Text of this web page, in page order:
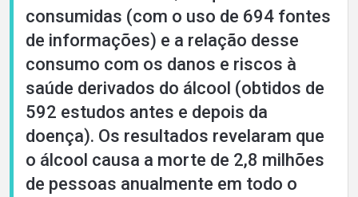
consumidas (com o uso de 694 fontes
de informações) e a relação desse
consumo com os danos e riscos à
saúde derivados do álcool (obtidos de
592 estudos antes e depois da
doença). Os resultados revelaram que
o álcool causa a morte de 2,8 milhões
de pessoas anualmente em todo o